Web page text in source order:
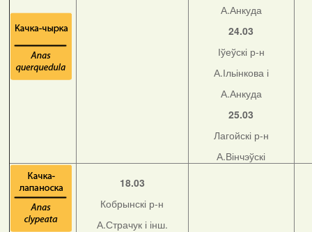
А.Анкуда
24.03
Іўеўскі р-н
А.Ільінкова і
А.Анкуда
25.03
Лагойскі р-н
А.Вінчэўскі
18.03
Кобрынскі р-н
А.Страчук і інш.